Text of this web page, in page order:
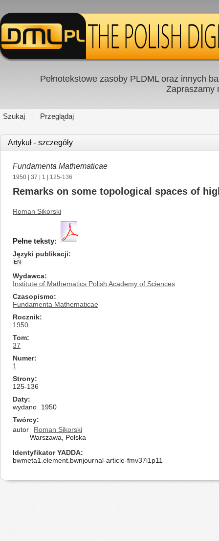
Pełnotekstowe zasoby PLDML oraz innych
Zapraszamy
Szukaj Przeglądaj
Artykuł - szczegóły
Fundamenta Mathematicae
1950 37 1 | 125-136
Remarks on some topological spaces of
Roman Sikorski
Pełne teksty:
Języki publikacji
EN
Wydawca
Institute of Mathematics Polish Academy of Sciences
Czasopismo
Fundamenta Mathematicae
Rocznik
1950
Tom
37
Numer
1
Strony
125-136
Daty
wydano
1950
Twórcy
autor
Roman Sikorski
Warszawa, Polska
Identyfikator YADDA
bwmeta1.element.bwnjournal-article-fmv37i1p11